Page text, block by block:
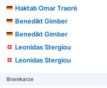
Haktab Omar Traorè
Benedikt Gimber
Benedikt Gimber
Leonidas Stergiou
Leonidas Stergiou
Bramkarze